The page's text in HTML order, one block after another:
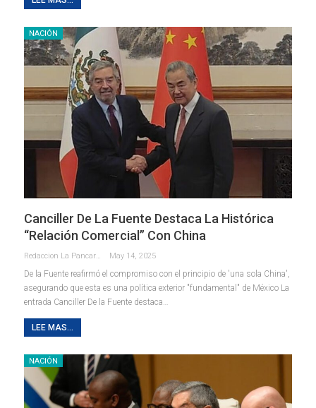
NACIÓN
Canciller De La Fuente Destaca La Histórica
“relación Comercial” Con China
Redaccion La Pancarta De Quintana Roo May 14, 2025
De la Fuente reafirmó el compromiso con el principio de 'una sola China',
asegurando que esta es una política exterior "fundamental" de México La
entrada Canciller De la Fuente destaca…
LEE MAS...
NACIÓN